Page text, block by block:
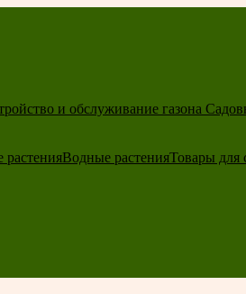
и обслуживание газона
растенияВодные растенияТовары для